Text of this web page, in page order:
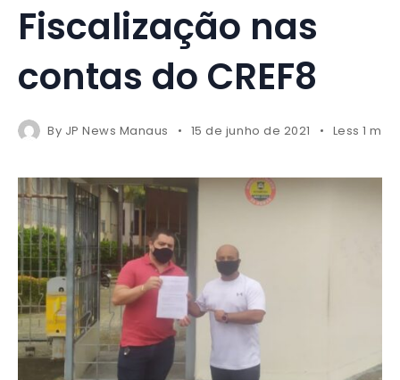
Fiscalização nas
contas do CREF8
By JP News Manaus 15 de junho de 2021 Less 1 min